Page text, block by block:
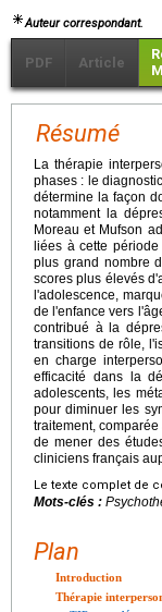
Auteur correspondant.
PDF Article
Résumé
La thérapie
phases : le
détermine la façon
notamment la
Moreau et Mufson
liées à cette
plus grand nombre
scores plus élevés
l'adolescence,
de l'enfance vers
contribué à la
transitions de rôle,
en charge
efficacité dans la
adolescents, les
pour diminuer les
traitement,
de mener des
cliniciens français
Le texte complet de
Mots-clés :
Plan
Introduction
Thérapie